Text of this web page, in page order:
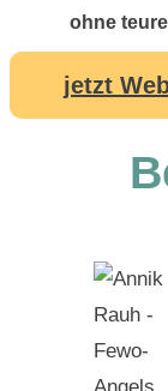
ohne
jetzt